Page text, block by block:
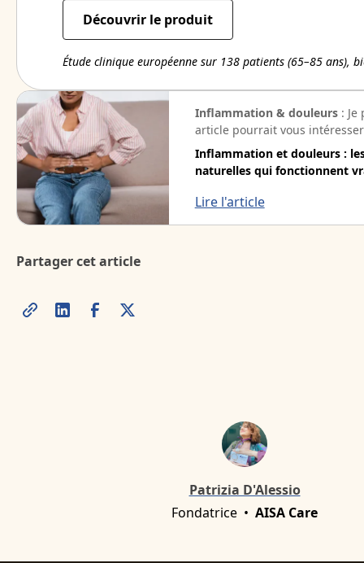
Découvrir le produit
Étude clinique européenne sur 138 patients (65–85 ans),
Inflammation & douleurs: Je
article pourrait vous intéresser
Inflammation et douleurs :
naturelles qui fonctionnent
Lire l'article
Partager cet article
Patrizia D'Alessio
Fondatrice • AISA Care